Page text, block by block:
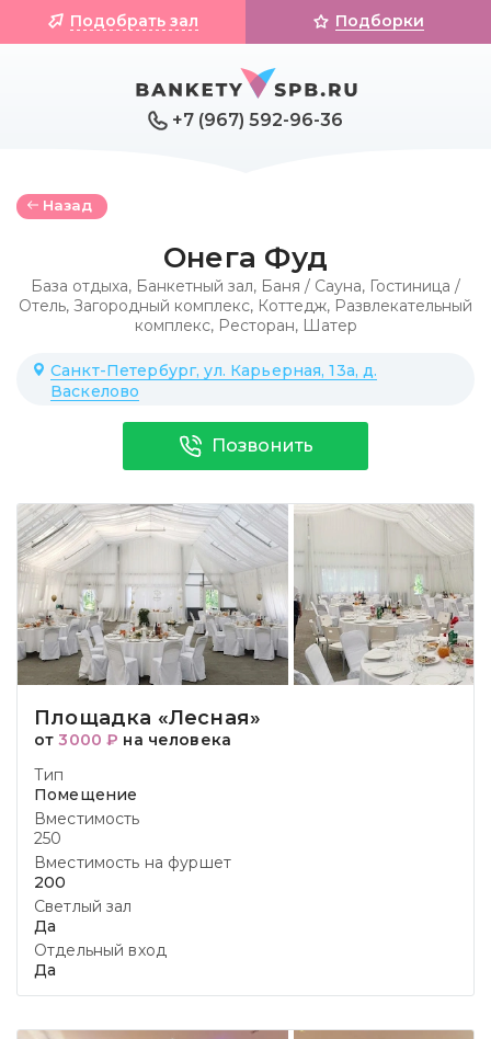
+7 (967) 592-96-36
Подобрать зал Подборки
Назад
Онега Фуд
База отдыха, Банкетный зал, Баня / Сауна, Гостиница /
Отель, Загородный комплекс, Коттедж, Развлекательный
комплекс, Ресторан,Шатер
Санкт-Петербург, ул. Карьерная, 13а, д.
Васкелово
Позвонить
Площадка «Лесная»
от3000 ₽ на человека
Тип
Помещение
Вместимость
250
Вместимость на фуршет
200
Светлый зал
Да
Отдельный вход
Да